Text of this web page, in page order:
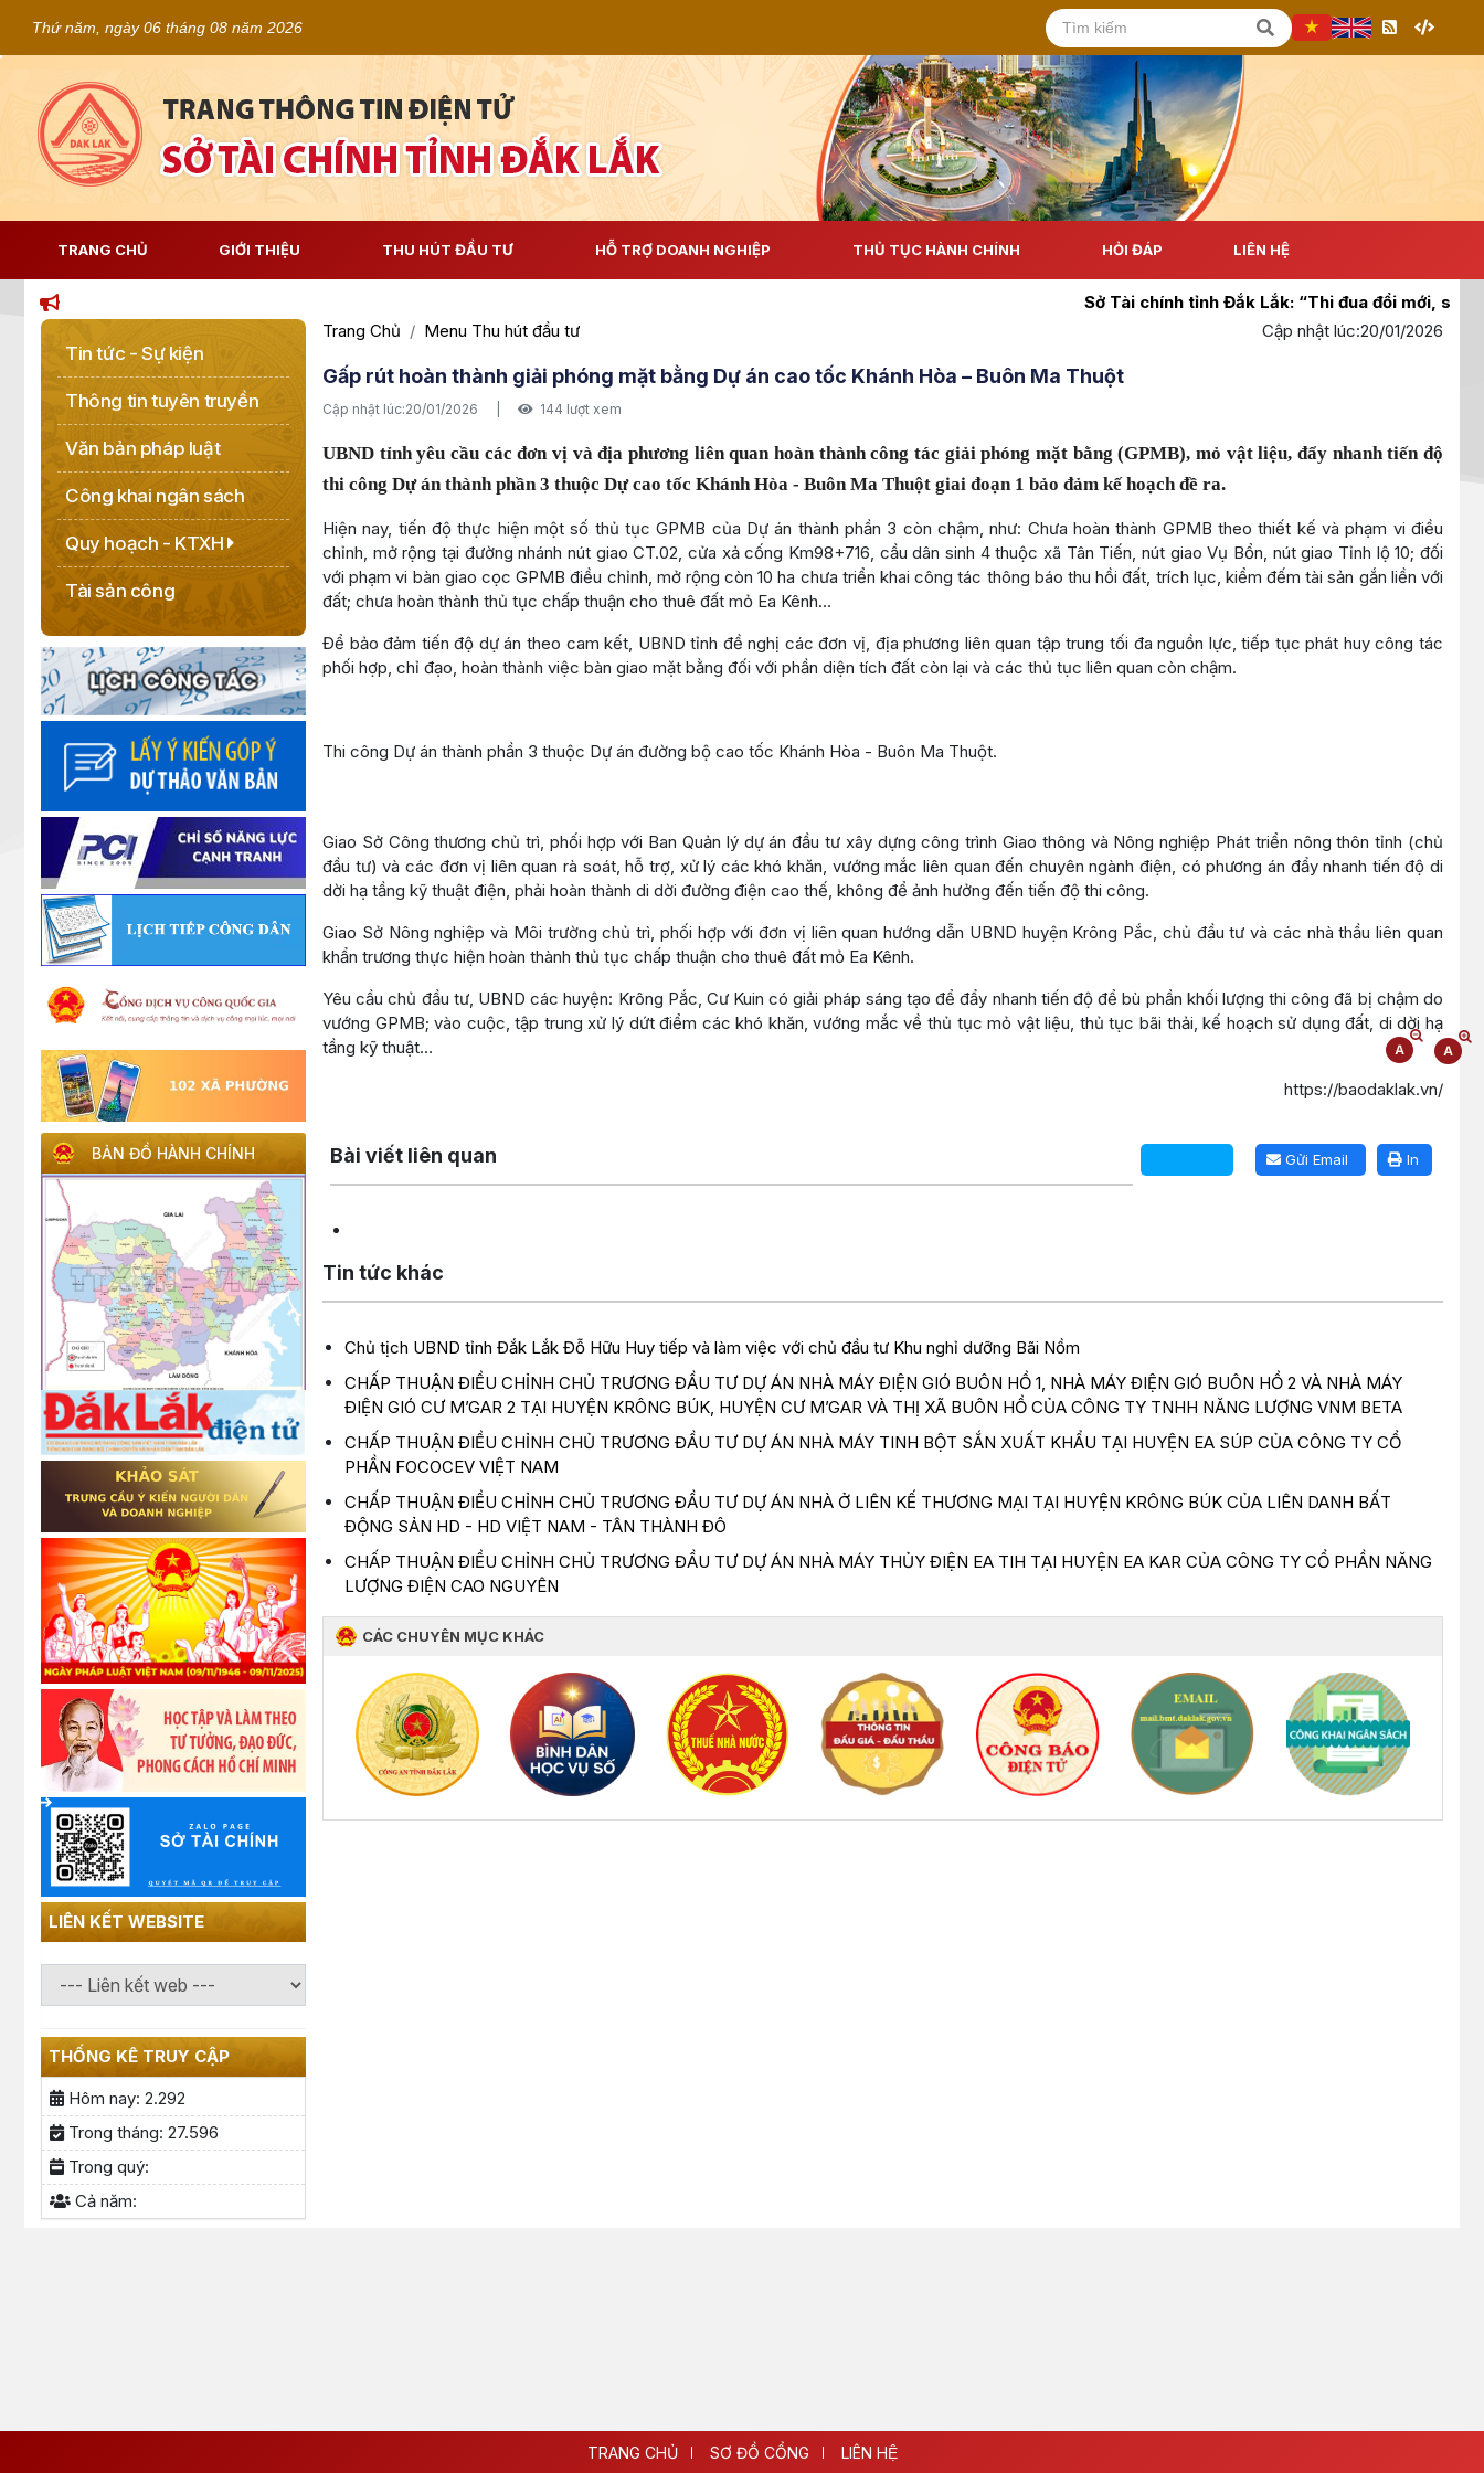
Thứ năm, ngày 06 tháng 08 năm 2026
TRANG CHỦ GIỚI THIỆU THU HÚT ĐẦU TƯ HỖ TRỢ DOANH NGHIỆP THỦ TỤC HÀNH CHÍNH HỎI ĐÁP LIÊN HỆ
Sở Tài chính tỉnh Đắk Lắk: “Thi đua đổi mới, sáng
Tin tức - Sự kiện
Thông tin tuyên truyền
Văn bản pháp luật
Công khai ngân sách
Quy hoạch - KTXH
Tài sản công
BẢN ĐỒ HÀNH CHÍNH
LIÊN KẾT WEBSITE
THỐNG KÊ TRUY CẬP
Hôm nay: 2.292
Trong tháng: 27.596
Trong quý:
Cả năm:
Trang Chủ Menu Thu hút đầu tư Cập nhật lúc:20/01/2026
Gấp rút hoàn thành giải phóng mặt bằng Dự án cao tốc Khánh Hòa – Buôn Ma Thuột
Cập nhật lúc:20/01/2026 144 lượt xem
UBND tỉnh yêu cầu các đơn vị và địa phương liên quan hoàn thành công tác giải phóng mặt bằng (GPMB), mỏ vật liệu, đẩy nhanh tiến độ
thi công Dự án thành phần 3 thuộc Dự cao tốc Khánh Hòa - Buôn Ma Thuột giai đoạn 1 bảo đảm kế hoạch đề ra.
Hiện nay, tiến độ thực hiện một số thủ tục GPMB của Dự án thành phần 3 còn chậm, như: Chưa hoàn thành GPMB theo thiết kế và phạm vi điều
chỉnh, mở rộng tại đường nhánh nút giao CT.02, cửa xả cống Km98+716, cầu dân sinh 4 thuộc xã Tân Tiến, nút giao Vụ Bổn, nút giao Tỉnh lộ 10; đối
với phạm vi bàn giao cọc GPMB điều chỉnh, mở rộng còn 10 ha chưa triển khai công tác thông báo thu hồi đất, trích lục, kiểm đếm tài sản gắn liền với
đất; chưa hoàn thành thủ tục chấp thuận cho thuê đất mỏ Ea Kênh…
Để bảo đảm tiến độ dự án theo cam kết, UBND tỉnh đề nghị các đơn vị, địa phương liên quan tập trung tối đa nguồn lực, tiếp tục phát huy công tác
phối hợp, chỉ đạo, hoàn thành việc bàn giao mặt bằng đối với phần diện tích đất còn lại và các thủ tục liên quan còn chậm.
Thi công Dự án thành phần 3 thuộc Dự án đường bộ cao tốc Khánh Hòa - Buôn Ma Thuột.
Giao Sở Công thương chủ trì, phối hợp với Ban Quản lý dự án đầu tư xây dựng công trình Giao thông và Nông nghiệp Phát triển nông thôn tỉnh (chủ
đầu tư) và các đơn vị liên quan rà soát, hỗ trợ, xử lý các khó khăn, vướng mắc liên quan đến chuyên ngành điện, có phương án đẩy nhanh tiến độ di
dời hạ tầng kỹ thuật điện, phải hoàn thành di dời đường điện cao thế, không để ảnh hưởng đến tiến độ thi công.
Giao Sở Nông nghiệp và Môi trường chủ trì, phối hợp với đơn vị liên quan hướng dẫn UBND huyện Krông Pắc, chủ đầu tư và các nhà thầu liên quan
khẩn trương thực hiện hoàn thành thủ tục chấp thuận cho thuê đất mỏ Ea Kênh.
Yêu cầu chủ đầu tư, UBND các huyện: Krông Pắc, Cư Kuin có giải pháp sáng tạo để đẩy nhanh tiến độ để bù phần khối lượng thi công đã bị chậm do
vướng GPMB; vào cuộc, tập trung xử lý dứt điểm các khó khăn, vướng mắc về thủ tục mỏ vật liệu, thủ tục bãi thải, kế hoạch sử dụng đất, di dời hạ
tầng kỹ thuật…
https://baodaklak.vn/
In
Gửi Email
Bài viết liên quan
Tin tức khác
Chủ tịch UBND tỉnh Đắk Lắk Đỗ Hữu Huy tiếp và làm việc với chủ đầu tư Khu nghỉ dưỡng Bãi Nồm
CHẤP THUẬN ĐIỀU CHỈNH CHỦ TRƯƠNG ĐẦU TƯ DỰ ÁN NHÀ MÁY ĐIỆN GIÓ BUÔN HỒ 1, NHÀ MÁY ĐIỆN GIÓ BUÔN HỒ 2 VÀ NHÀ MÁY
ĐIỆN GIÓ CƯ M’GAR 2 TẠI HUYỆN KRÔNG BÚK, HUYỆN CƯ M’GAR VÀ THỊ XÃ BUÔN HỒ CỦA CÔNG TY TNHH NĂNG LƯỢNG VNM BETA
CHẤP THUẬN ĐIỀU CHỈNH CHỦ TRƯƠNG ĐẦU TƯ DỰ ÁN NHÀ MÁY TINH BỘT SẮN XUẤT KHẨU TẠI HUYỆN EA SÚP CỦA CÔNG TY CỔ
PHẦN FOCOCEV VIỆT NAM
CHẤP THUẬN ĐIỀU CHỈNH CHỦ TRƯƠNG ĐẦU TƯ DỰ ÁN NHÀ Ở LIÊN KẾ THƯƠNG MẠI TẠI HUYỆN KRÔNG BÚK CỦA LIÊN DANH BẤT
ĐỘNG SẢN HD - HD VIỆT NAM - TÂN THÀNH ĐÔ
CHẤP THUẬN ĐIỀU CHỈNH CHỦ TRƯƠNG ĐẦU TƯ DỰ ÁN NHÀ MÁY THỦY ĐIỆN EA TIH TẠI HUYỆN EA KAR CỦA CÔNG TY CỔ PHẦN NĂNG
LƯỢNG ĐIỆN CAO NGUYÊN
CÁC CHUYÊN MỤC KHÁC
TRANG CHỦ SƠ ĐỒ CỔNG LIÊN HỆ